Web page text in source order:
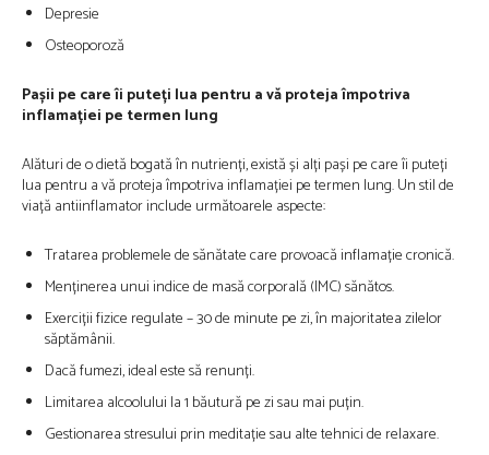
Depresie
Osteoporoză
Pașii pe care îi puteți lua pentru a vă proteja împotriva
inflamației pe termen lung
Alături de o dietă bogată în nutrienți, există și alți pași pe care îi puteți
lua pentru a vă proteja împotriva inflamației pe termen lung. Un stil de
viață antiinflamator include următoarele aspecte:
Tratarea problemele de sănătate care provoacă inflamație cronică.
Menținerea unui indice de masă corporală (IMC) sănătos.
Exerciții fizice regulate – 30 de minute pe zi, în majoritatea zilelor
săptămânii.
Dacă fumezi, ideal este să renunți.
Limitarea alcoolului la 1 băutură pe zi sau mai puțin.
Gestionarea stresului prin meditație sau alte tehnici de relaxare.